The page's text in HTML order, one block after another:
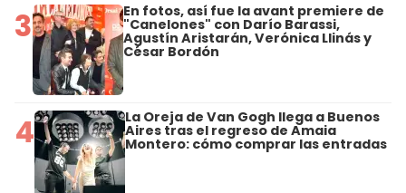
3 En fotos, así fue la avant premiere de
"Canelones" con Darío Barassi,
Agustín Aristarán, Verónica Llinás y
César Bordón
4 La Oreja de Van Gogh llega a Buenos
Aires tras el regreso de Amaia
Montero: cómo comprar las entradas